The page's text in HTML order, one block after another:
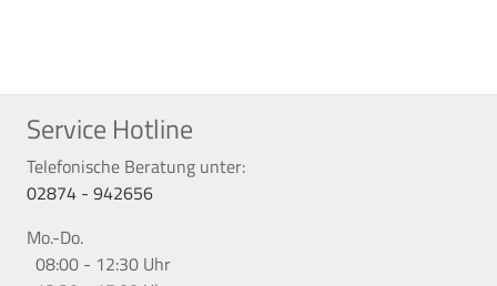
Service Hotline
Telefonische Beratung unter:
02874 - 942656
Mo.-Do.
08:00 - 12:30 Uhr